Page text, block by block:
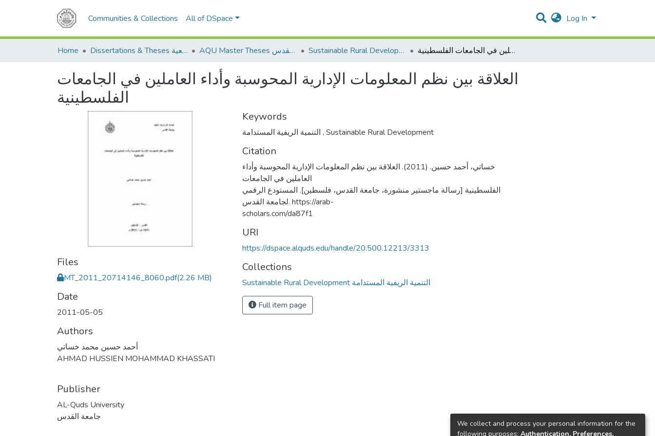
Communities & Collections All of DSpace Log In
Home Dissertations & Theses الرسائل الجامعية AQU Master Theses الرسائل الجامعية الخاصة بجامعة القدس Sustainable Rural Development التنمية الريفية المستدامة العلاقة بين نظم المعلومات الإدارية المحوسبة وأداء العاملين في الجامعات الفلسطينية
العلاقة بين نظم المعلومات الإدارية المحوسبة وأداء العاملين في الجامعات
الفلسطينية
Files
MT_2011_20714146_8060.pdf(2.26 MB)
Date
2011-05-05
Authors
أحمد حسين محمد خساتي
AHMAD HUSSIEN MOHAMMAD KHASSATI
Publisher
AL-Quds University
جامعة القدس
Keywords
, Sustainable Rural Development
Citation
خساتي، أحمد حسين. (2011). العلاقة بين نظم المعلومات الإدارية المحوسبة وأداء
العاملين في الجامعات
الفلسطينية [رسالة ماجستير منشورة، جامعة القدس، فلسطين]. المستودع الرقمي
لجامعة القدس. https://arab-
scholars.com/da87f1
URI
https://dspace.alquds.edu/handle/20.500.12213/3313
Collections
Sustainable Rural Development التنمية الريفية المستدامة
Full item page
We collect and process your personal information for the
following purposes: Authentication, Preferences,